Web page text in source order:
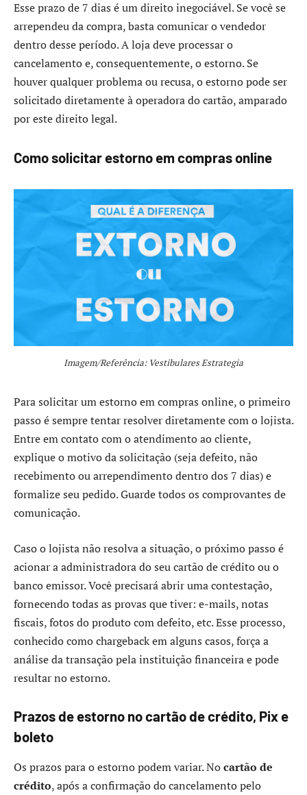
Esse prazo de 7 dias é um direito inegociável. Se você se
arrependeu da compra, basta comunicar o vendedor
dentro desse período. A loja deve processar o
cancelamento e, consequentemente, o estorno. Se
houver qualquer problema ou recusa, o estorno pode ser
solicitado diretamente à operadora do cartão, amparado
por este direito legal.
Como solicitar estorno em compras online
Imagem/Referência: Vestibulares Estrategia
Para solicitar um estorno em compras online, o primeiro
passo é sempre tentar resolver diretamente com o lojista.
Entre em contato com o atendimento ao cliente,
explique o motivo da solicitação (seja defeito, não
recebimento ou arrependimento dentro dos 7 dias) e
formalize seu pedido. Guarde todos os comprovantes de
comunicação.
Caso o lojista não resolva a situação, o próximo passo é
acionar a administradora do seu cartão de crédito ou o
banco emissor. Você precisará abrir uma contestação,
fornecendo todas as provas que tiver: e-mails, notas
fiscais, fotos do produto com defeito, etc. Esse processo,
conhecido como chargeback em alguns casos, força a
análise da transação pela instituição financeira e pode
resultar no estorno.
Prazos de estorno no cartão de crédito, Pix e
boleto
Os prazos para o estorno podem variar. Nocartão de
crédito, após a confirmação do cancelamento pelo